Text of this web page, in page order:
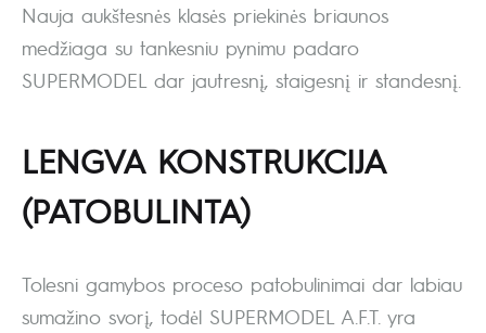
Nauja aukštesnės klasės priekinės briaunos
medžiaga su tankesniu pynimu padaro
SUPERMODEL dar jautresnį, staigesnį ir standesnį.
LENGVA KONSTRUKCIJA
(PATOBULINTA)
Tolesni gamybos proceso patobulinimai dar labiau
sumažino svorį, todėl SUPERMODEL A.F.T. yra